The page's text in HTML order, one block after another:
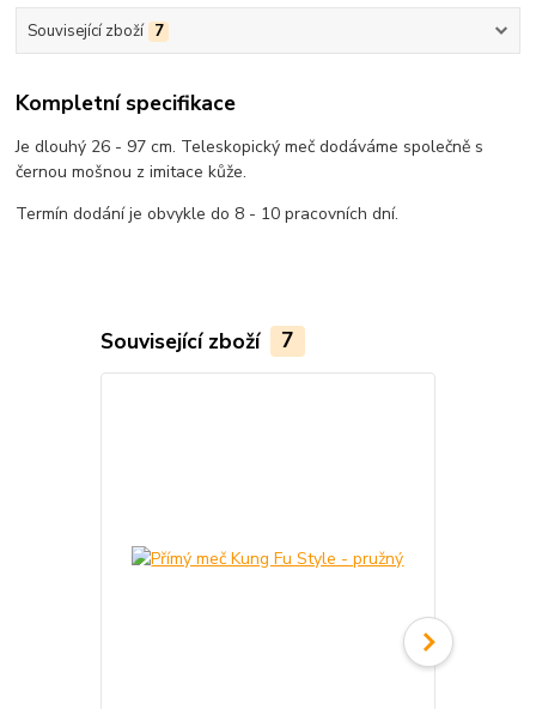
Související zboží 7
Kompletní specifikace
Je dlouhý 26 - 97 cm. Teleskopický meč dodáváme společně s
černou mošnou z imitace kůže.
Termín dodání je obvykle do 8 - 10 pracovních dní.
Související zboží 7